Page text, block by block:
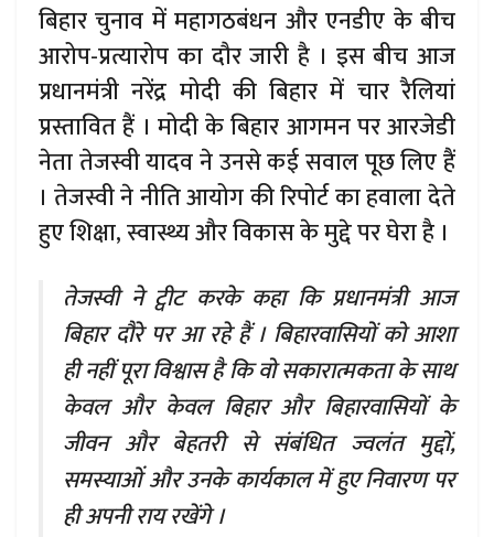
बिहार चुनाव में महागठबंधन और एनडीए के बीच
आरोप-प्रत्यारोप का दौर जारी है । इस बीच आज
प्रधानमंत्री नरेंद्र मोदी की बिहार में चार रैलियां
प्रस्तावित हैं । मोदी के बिहार आगमन पर आरजेडी
नेता तेजस्वी यादव ने उनसे कई सवाल पूछ लिए हैं
। तेजस्वी ने नीति आयोग की रिपोर्ट का हवाला देते
हुए शिक्षा, स्वास्थ्य और विकास के मुद्दे पर घेरा है ।
तेजस्वी ने ट्वीट करके कहा कि प्रधानमंत्री आज
बिहार दौरे पर आ रहे हैं । बिहारवासियों को आशा
ही नहीं पूरा विश्वास है कि वो सकारात्मकता के साथ
केवल और केवल बिहार और बिहारवासियों के
जीवन और बेहतरी से संबंधित ज्वलंत मुद्दों,
समस्याओं और उनके कार्यकाल में हुए निवारण पर
ही अपनी राय रखेंगे ।